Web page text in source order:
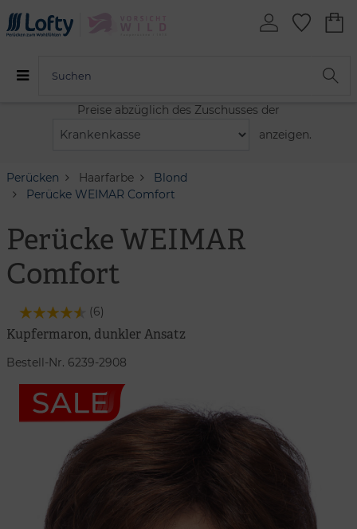
Preise abzüglich des Zuschusses der
anzeigen.
Perücken Haarfarbe
Blond
Perücke WEIMAR Comfort
Perücke WEIMAR
Comfort
(6)
Kupfermaron, dunkler Ansatz
Bestell-Nr. 6239-2908